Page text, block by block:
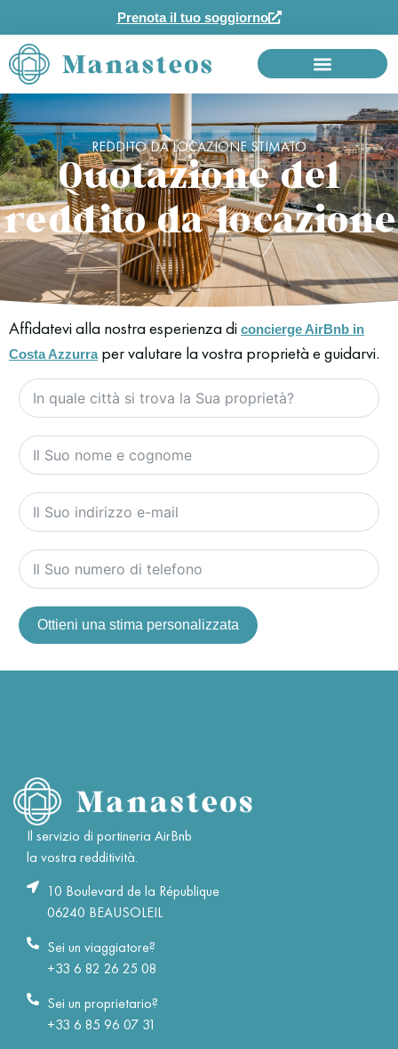
Prenota il tuo soggiorno
REDDITO DA LOCAZIONE STIMATO
Quotazione del
reddito da locazione
Affidatevi alla nostra esperienza di concierge AirBnb in
Costa Azzurraper valutare la vostra proprietà e guidarvi.
Ottieni una stima personalizzata
Il servizio di portineria AirBnb
la vostra redditività.
10 Boulevard de la République
06240 BEAUSOLEIL
Sei un viaggiatore?
+33 6 82 26 25 08
Sei un proprietario?
+33 6 85 96 07 31